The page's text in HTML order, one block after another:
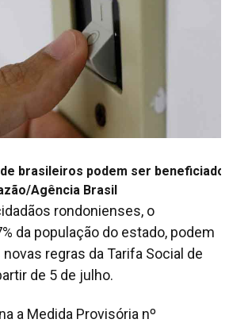
brasileiros podem ser
Agência Brasil
rondonienses, o
da população do estado, podem
regras da Tarifa Social de
de 5 de julho.
a Medida Provisória nº